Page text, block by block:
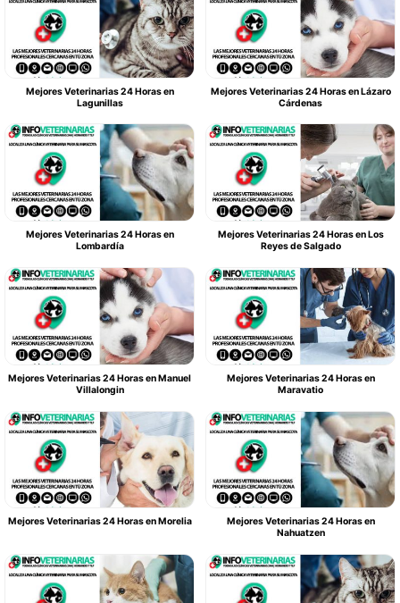
Mejores Veterinarias 24 Horas en
Lagunillas
Mejores Veterinarias 24 Horas en Lázaro
Cárdenas
Mejores Veterinarias 24 Horas en
Lombardía
Mejores Veterinarias 24 Horas en Los
Reyes de Salgado
Mejores Veterinarias 24 Horas en Manuel
Villalongin
Mejores Veterinarias 24 Horas en
Maravatio
Mejores Veterinarias 24 Horas en Morelia
Mejores Veterinarias 24 Horas en
Nahuatzen